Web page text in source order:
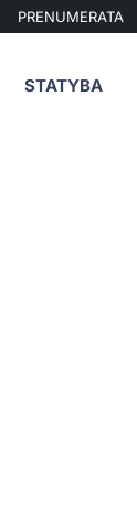
PRENUMERATA
STATYBA